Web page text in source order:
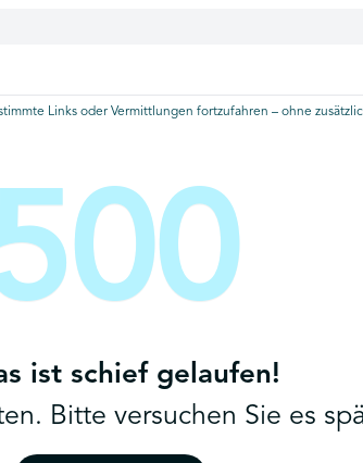
Links oder Vermittlungen fortzufahren – ohne
ist schief gelaufen!
Bitte versuchen Sie es